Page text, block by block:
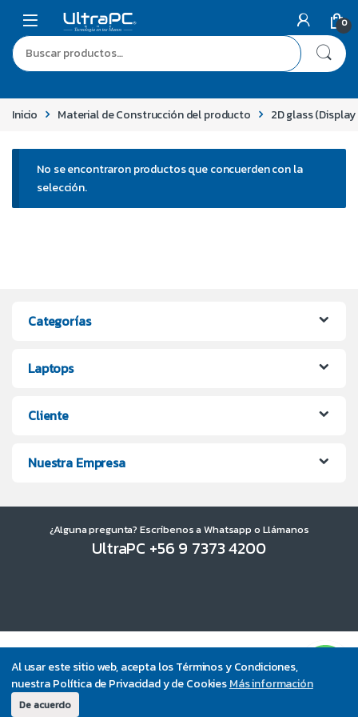
Al usar este sitio web, acepta los Términos y Condiciones,
nuestra Política de Privacidad y de CookiesMás información
De acuerdo
0
Inicio Material de Construcción del producto 2D glass
No se encontraron productos que concuerden con la
selección.
Categorías
Laptops
Cliente
Nuestra Empresa
¿Alguna pregunta? Escríbenos a Whatsapp o Llámanos
UltraPC +56 9 7373 4200